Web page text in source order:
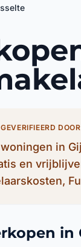
in
en
in